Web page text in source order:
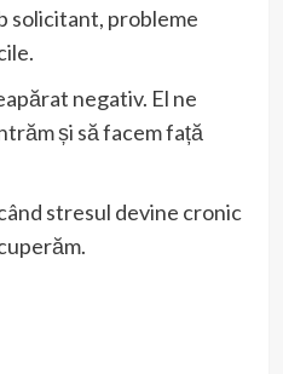
solicitant, probleme
negativ. El ne
și să facem față
stresul devine cronic